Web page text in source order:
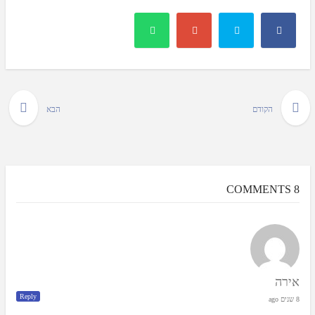
הקודם הבא
8 COMMENTS
אירה
8 שנים ago Reply